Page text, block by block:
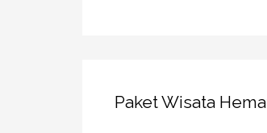
Paket Wisata